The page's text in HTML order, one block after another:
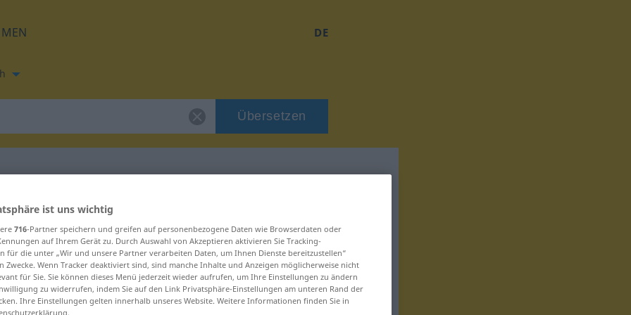
DE
Übersetzen
für "verb"
ist uns wichtig
716-Partner speichern und greifen auf personenbezogene Daten wie Browserdaten oder
auf Ihrem Gerät zu. Durch Auswahl von Akzeptieren aktivieren Sie Tracking-
für die unter „Wir und unsere Partner verarbeiten Daten, um Ihnen Dienste bereitzustellen“
Zwecke. Wenn Tracker deaktiviert sind, sind manche Inhalte und Anzeigen möglicherweise nicht
für Sie. Sie können dieses Menü jederzeit wieder aufrufen, um Ihre Einstellungen zu ändern
zu widerrufen, indem Sie auf den Link Privatsphäre-Einstellungen am unteren Rand der
Ihre Einstellungen gelten innerhalb unseres Website. Weitere Informationen finden Sie in